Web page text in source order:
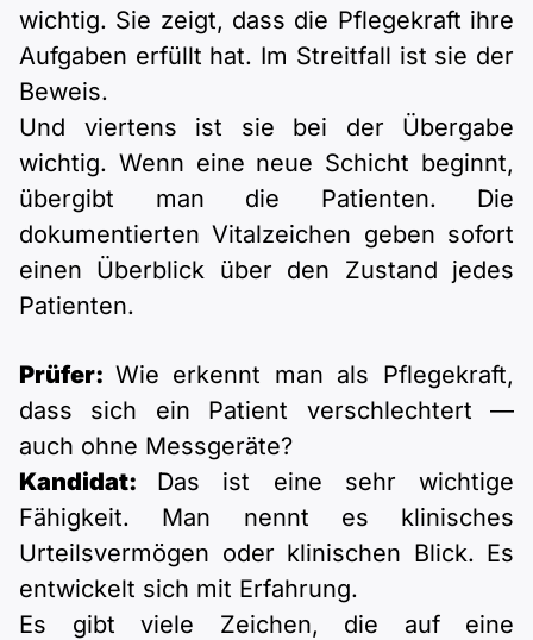
wichtig. Sie zeigt, dass die Pflegekraft ihre
Aufgaben erfüllt hat. Im Streitfall ist sie der
Beweis.
Und viertens ist sie bei der Übergabe
wichtig. Wenn eine neue Schicht beginnt,
übergibt man die Patienten. Die
dokumentierten Vitalzeichen geben sofort
einen Überblick über den Zustand jedes
Patienten.
Prüfer: Wie erkennt man als Pflegekraft,
dass sich ein Patient verschlechtert —
auch ohne Messgeräte?
Kandidat: Das ist eine sehr wichtige
Fähigkeit. Man nennt es klinisches
Urteilsvermögen oder klinischen Blick. Es
entwickelt sich mit Erfahrung.
Es gibt viele Zeichen, die auf eine